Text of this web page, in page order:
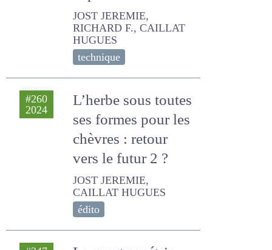
JOST JEREMIE, RICHARD F.,
CAILLAT HUGUES
technique
#260
L’herbe sous
toutes ses formes
pour les chèvres :
retour vers le futur
2 ?
JOST JEREMIE, CAILLAT
HUGUES
édito
#247